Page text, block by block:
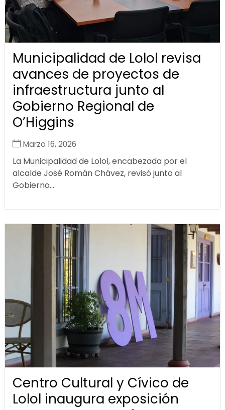
Municipalidad de Lolol revisa
avances de proyectos de
infraestructura junto al
Gobierno Regional de
O’Higgins
Marzo 16, 2026
La Municipalidad de Lolol, encabezada por el
alcalde José Román Chávez, revisó junto al
Gobierno...
Centro Cultural y Cívico de
Lolol inaugura exposición